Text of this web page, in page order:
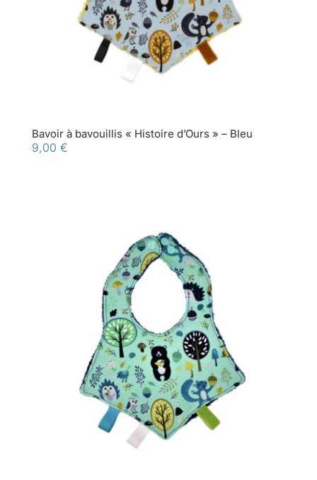
Bavoir à bavouillis « Histoire d’Ours » – Bleu
9,00 €